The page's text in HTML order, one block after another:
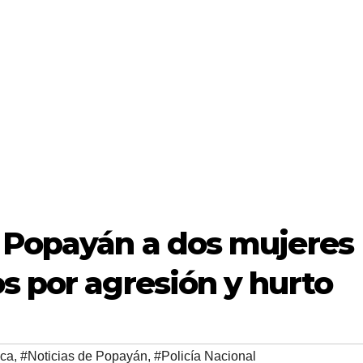
a dos mujeres
por agresión y hurto
, #Noticias de Popayán, #Policía Nacional